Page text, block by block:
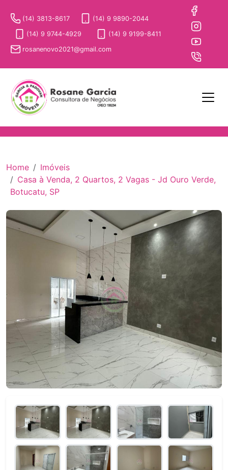
(14) 3813-8617 (14) 9 9890-2044
(14) 9 9744-4929 (14) 9 9199-8411
rosanenovo2021@gmail.com
Home
Imóveis
Casa à Venda, 2 Quartos, 2 Vagas - Jd Ouro Verde,
Botucatu, SP